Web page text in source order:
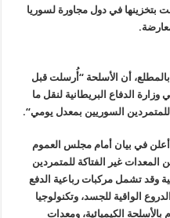
بتخزينها في دول مجاورة لسوريا
.
بالمطلع، أن الأسلحة “أُرسلت قبل
وزارة الدفاع البريطانية لنقل ما
السوريين بمعدل يومي“.
أعلن في بيان أمام مجلس العموم
المعدات غير الفتاكة للمتمردين
وقد تشمل مركبات رباعية الدفع
الواقية للجسد، وتكنولوجيا
الكيميائية، ومعدات